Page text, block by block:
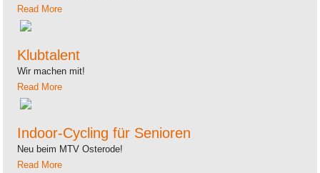
Read More
Klubtalent
Wir machen mit!
Read More
Indoor-Cycling für Senioren
Neu beim MTV Osterode!
Read More